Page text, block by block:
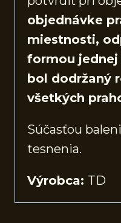
objednávke
miestnosti,
formou jednej
bol dodržaný
všetkých
Súčasťou
tesnenia.
Výrobca: TD